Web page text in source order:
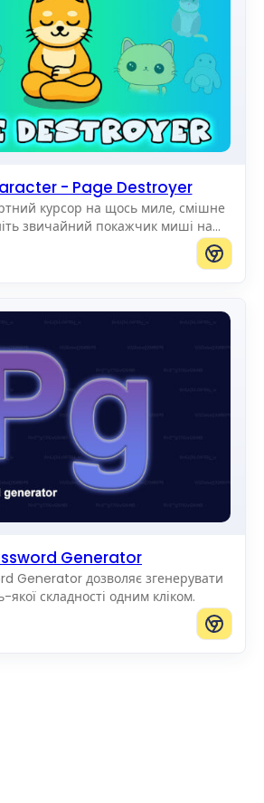
- Page Destroyer
курсор на щось миле, смішне
звичайний покажчик миші на
Generator
Generator дозволяє згенерувати
якої складності одним кліком.